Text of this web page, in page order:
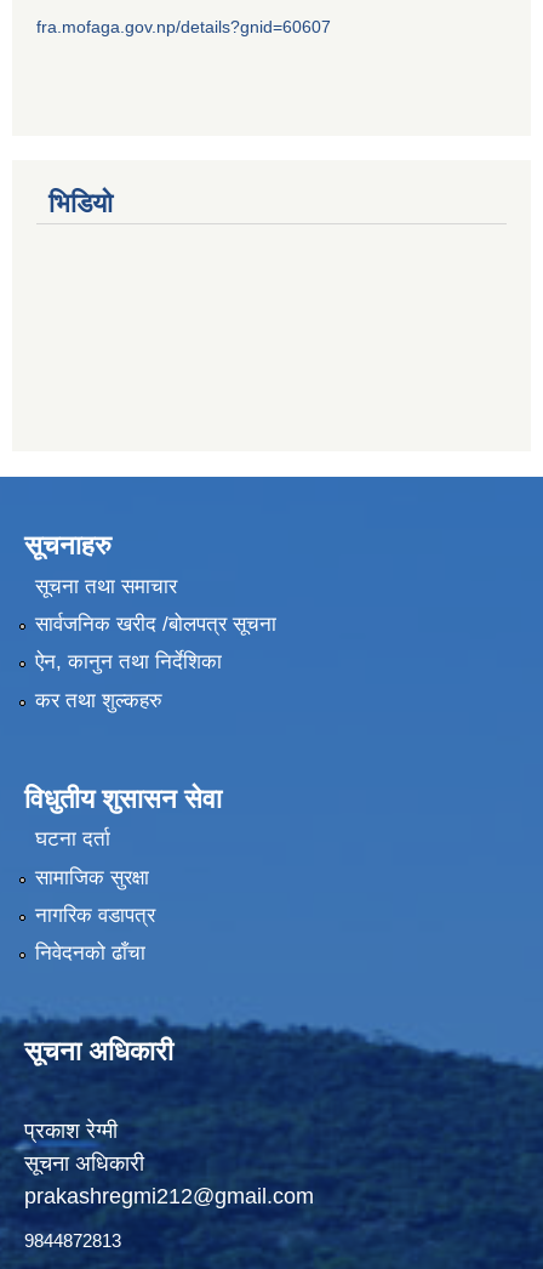
fra.mofaga.gov.np/details?gnid=60607
भिडियो
सूचनाहरु
सूचना तथा समाचार
सार्वजनिक खरीद /बोलपत्र सूचना
ऐन, कानुन तथा निर्देशिका
कर तथा शुल्कहरु
विधुतीय शुसासन सेवा
घटना दर्ता
सामाजिक सुरक्षा
नागरिक वडापत्र
निवेदनको ढाँचा
सूचना अधिकारी
प्रकाश रेग्मी
सूचना अधिकारी
prakashregmi212@gmail.com
9844872813